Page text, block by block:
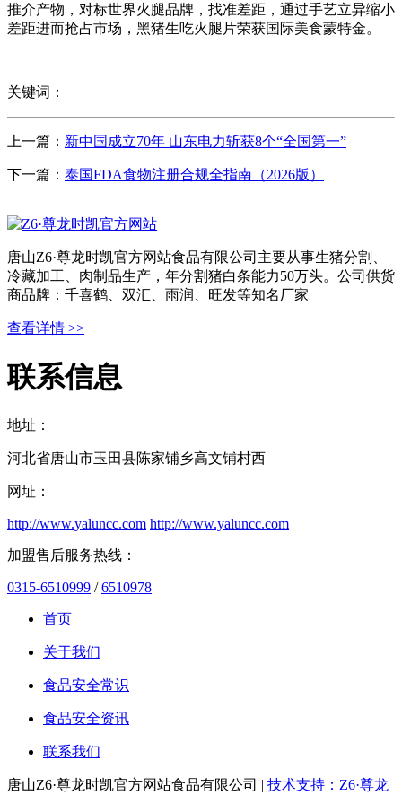
推介产物，对标世界火腿品牌，找准差距，通过手艺立异缩小
差距进而抢占市场，黑猪生吃火腿片荣获国际美食蒙特金。
关键词：
上一篇： 新中国成立70年 山东电力斩获8个“全国第一”
下一篇： 泰国FDA食物注册合规全指南（2026版）
唐山Z6·尊龙时凯官方网站食品有限公司主要从事生猪分割、
冷藏加工、肉制品生产，年分割猪白条能力50万头。公司供货
商品牌：千喜鹤、双汇、雨润、旺发等知名厂家
查看详情 >>
联系信息
地址：
河北省唐山市玉田县陈家铺乡高文铺村西
网址：
http://www.yaluncc.com http://www.yaluncc.com
加盟售后服务热线：
0315-6510999 /6510978
首页
关于我们
食品安全常识
食品安全资讯
联系我们
唐山Z6·尊龙时凯官方网站食品有限公司 | 技术支持：Z6·尊龙